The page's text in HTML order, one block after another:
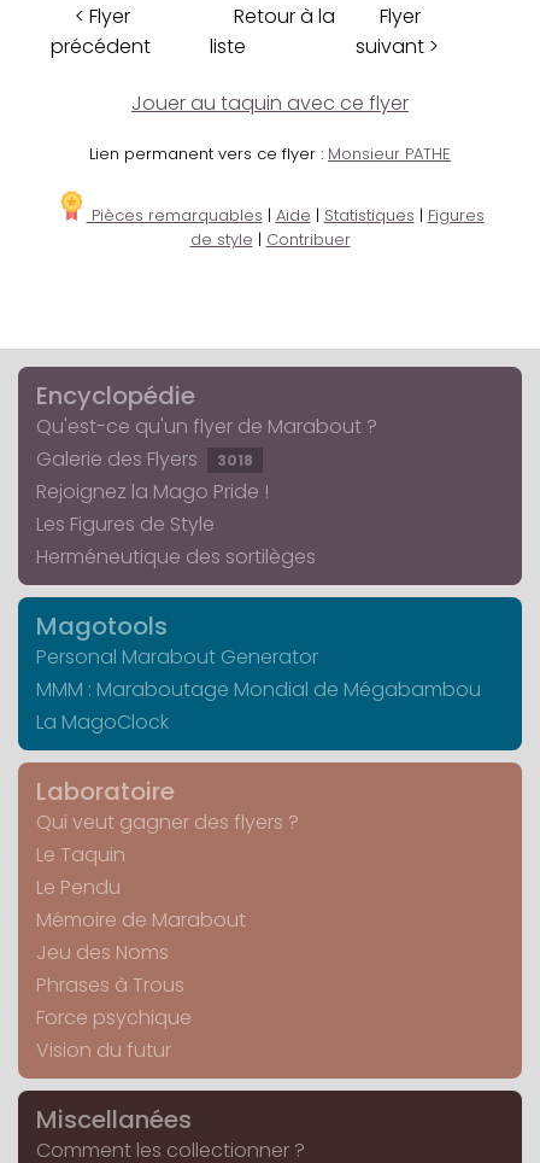
< Flyer
précédent
Retour à la
liste
Flyer
suivant >
Jouer au taquin avec ce flyer
Lien permanent vers ce flyer : Monsieur PATHE
Pièces remarquables | Aide | Statistiques | Figures
de style | Contribuer
Encyclopédie
Qu'est-ce qu'un flyer de Marabout ?
Galerie des Flyers
3018
Rejoignez la Mago Pride !
Les Figures de Style
Herméneutique des sortilèges
Magotools
Personal Marabout Generator
MMM : Maraboutage Mondial de Mégabambou
La MagoClock
Laboratoire
Qui veut gagner des flyers ?
Le Taquin
Le Pendu
Mémoire de Marabout
Jeu des Noms
Phrases à Trous
Force psychique
Vision du futur
Miscellanées
Comment les collectionner ?